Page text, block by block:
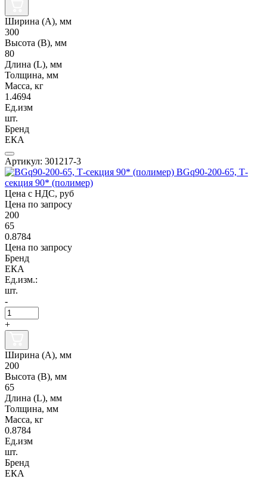
Ширина (А), мм
300
Высота (В), мм
80
Длина (L), мм
Толщина, мм
Масса, кг
1.4694
Ед.изм
шт.
Бренд
ЕКА
Артикул: 301217-3
BGq90-200-65, Т-
секция 90* (полимер)
Цена с НДС, руб
Цена по запросу
200
65
0.8784
Цена по запросу
Бренд
ЕКА
Ед.изм.:
шт.
-
+
Ширина (А), мм
200
Высота (В), мм
65
Длина (L), мм
Толщина, мм
Масса, кг
0.8784
Ед.изм
шт.
Бренд
ЕКА